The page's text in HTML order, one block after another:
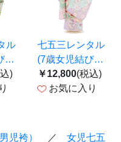
ル
)
)
七五三レンタル
(7歳女児結び帯)
F259 式部浪漫
／水色 華熨斗
￥12,800(税込)
お気に入り
児袴） ／女児七五